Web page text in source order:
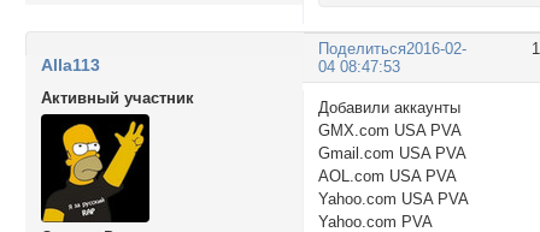
Поделиться2016-02-
04 08:47:53
Alla113
Активный участник
Добавили аккаунты
GMX.com USA PVA
Gmail.com USA PVA
AOL.com USA PVA
Yahoo.com USA PVA
Yahoo.com PVA